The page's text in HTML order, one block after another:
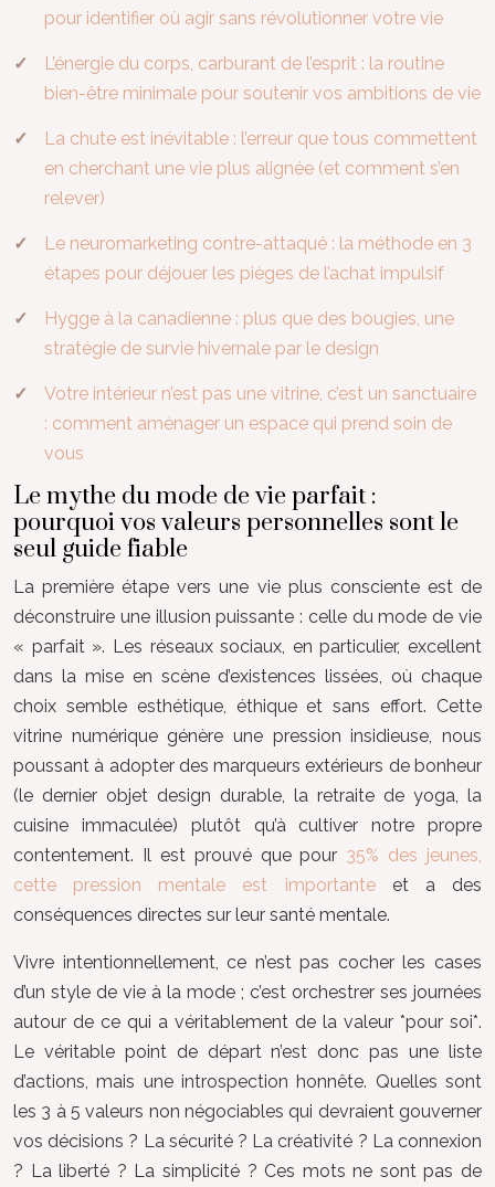
pour identifier où agir sans révolutionner votre vie
L’énergie du corps, carburant de l’esprit : la routine
bien-être minimale pour soutenir vos ambitions de vie
La chute est inévitable : l’erreur que tous commettent
en cherchant une vie plus alignée (et comment s’en
relever)
Le neuromarketing contre-attaqué : la méthode en 3
étapes pour déjouer les pièges de l’achat impulsif
Hygge à la canadienne : plus que des bougies, une
stratégie de survie hivernale par le design
Votre intérieur n’est pas une vitrine, c’est un sanctuaire
: comment aménager un espace qui prend soin de
vous
Le mythe du mode de vie parfait :
pourquoi vos valeurs personnelles sont le
seul guide fiable
La première étape vers une vie plus consciente est de
déconstruire une illusion puissante : celle du mode de vie
« parfait ». Les réseaux sociaux, en particulier, excellent
dans la mise en scène d’existences lissées, où chaque
choix semble esthétique, éthique et sans effort. Cette
vitrine numérique génère une pression insidieuse, nous
poussant à adopter des marqueurs extérieurs de bonheur
(le dernier objet design durable, la retraite de yoga, la
cuisine immaculée) plutôt qu’à cultiver notre propre
contentement. Il est prouvé que pour 35% des jeunes,
cette pression mentale est importanteet a des
conséquences directes sur leur santé mentale.
Vivre intentionnellement, ce n’est pas cocher les cases
d’un style de vie à la mode ; c’est orchestrer ses journées
autour de ce qui a véritablement de la valeur *pour soi*.
Le véritable point de départ n’est donc pas une liste
d’actions, mais une introspection honnête. Quelles sont
les 3 à 5 valeurs non négociables qui devraient gouverner
vos décisions ? La sécurité ? La créativité ? La connexion
? La liberté ? La simplicité ? Ces mots ne sont pas de